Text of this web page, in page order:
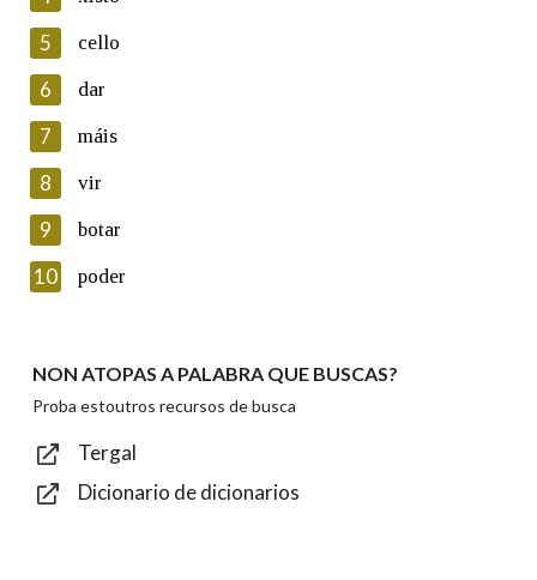
Lin e acepto as condicións da política de
Introduce o código que aparece na imaxe:
Texto de verificación
Enviar
5 cello
6 dar
7 máis
8 vir
9 botar
10 poder
NON ATOPAS A PALABRA QUE BUSCAS?
Proba estoutros recursos de busca
Tergal
Dicionario de dicionarios